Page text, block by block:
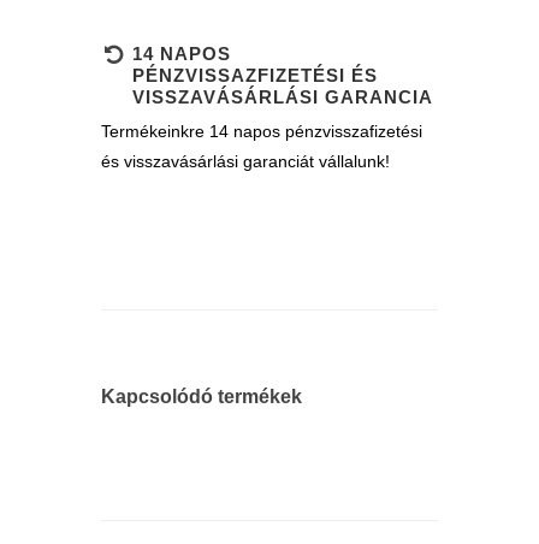
14 NAPOS
PÉNZVISSAZFIZETÉSI ÉS
VISSZAVÁSÁRLÁSI GARANCIA
Termékeinkre 14 napos pénzvisszafizetési
és visszavásárlási garanciát vállalunk!
Kapcsolódó termékek